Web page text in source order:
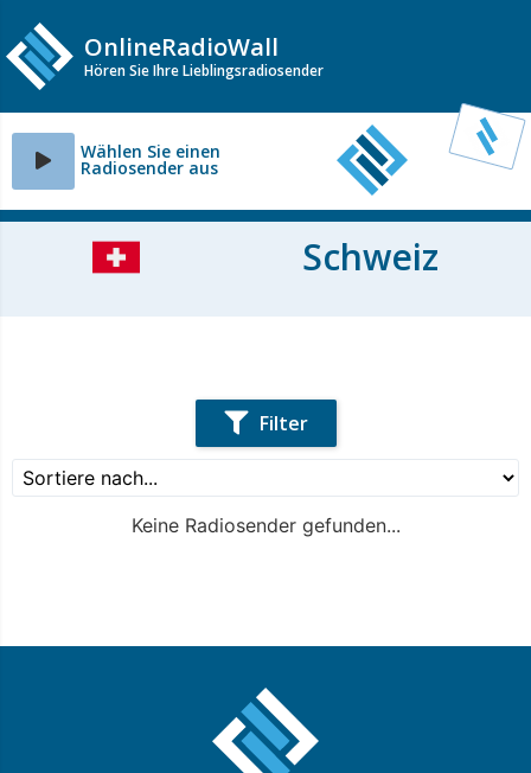
OnlineRadioWall
Hören Sie Ihre Lieblingsradiosender
Wählen Sie einen
Radiosender aus
Schweiz
Filter
Keine Radiosender gefunden...